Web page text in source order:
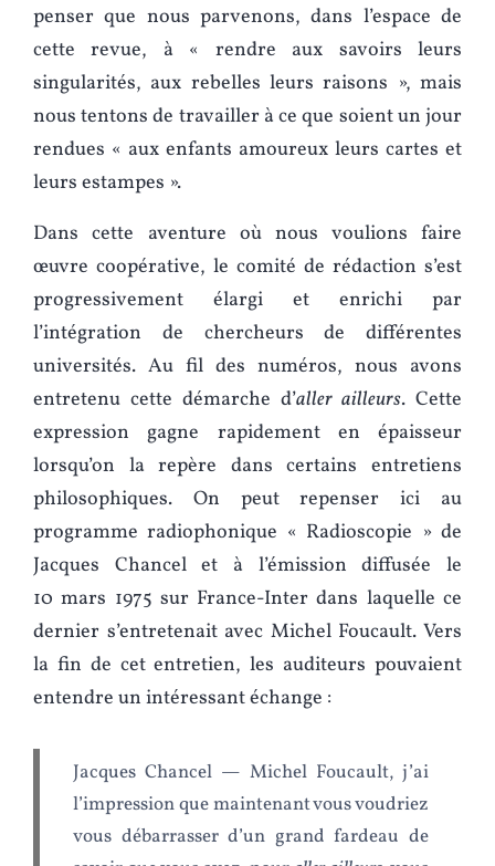
penser que nous parvenons, dans l’espace de
cette revue, à « rendre aux savoirs leurs
singularités, aux rebelles leurs raisons », mais
nous tentons de travailler à ce que soient un jour
rendues « aux enfants amoureux leurs cartes et
leurs estampes ».
Dans cette aventure où nous voulions faire
œuvre coopérative, le comité de rédaction s’est
progressivement élargi et enrichi par
l’intégration de chercheurs de différentes
universités. Au fil des numéros, nous avons
entretenu cette démarche d’aller ailleurs. Cette
expression gagne rapidement en épaisseur
lorsqu’on la repère dans certains entretiens
philosophiques. On peut repenser ici au
programme radiophonique « Radioscopie » de
Jacques Chancel et à l’émission diffusée le
10 mars 1975 sur France-Inter dans laquelle ce
dernier s’entretenait avec Michel Foucault. Vers
la fin de cet entretien, les auditeurs pouvaient
entendre un intéressant échange :
Jacques Chancel — Michel Foucault, j’ai
l’impression que maintenant vous voudriez
vous débarrasser d’un grand fardeau de